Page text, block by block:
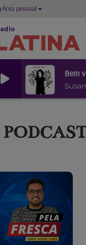
Área pessoal
Bem